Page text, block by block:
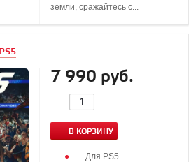
земли, сражайтесь с...
7 990 руб.
В КОРЗИНУ
Для PS5